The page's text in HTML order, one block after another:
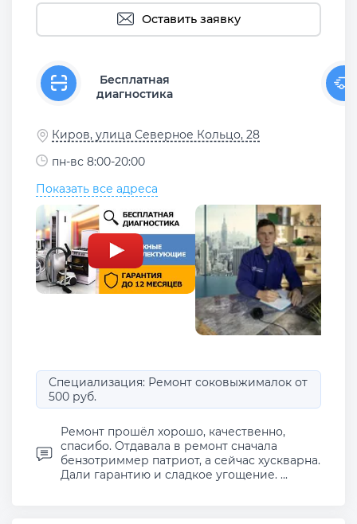
Оставить заявку
Бесплатная
диагностика
Киров, улица Северное Кольцо, 28
пн-вс 8:00-20:00
Показать все адреса
Специализация: Ремонт соковыжималок от
500 руб.
Ремонт прошёл хорошо, качественно,
спасибо. Отдавала в ремонт сначала
бензотриммер патриот, а сейчас хускварна.
Дали гарантию и сладкое угощение. ...